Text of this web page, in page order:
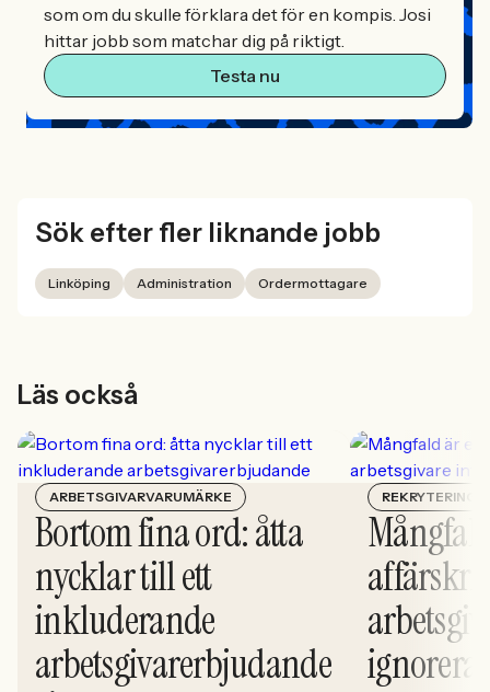
som om du skulle förklara det för en kompis. Josi
hittar jobb som matchar dig på riktigt.
Testa nu
Sök efter fler liknande jobb
Linköping Administration Ordermottagare
Läs också
ARBETSGIVARVARUMÄRKE
Bortom fina ord: åtta
nycklar till ett
inkluderande
arbetsgivarerbjudande
REKRYTERING
ignorera